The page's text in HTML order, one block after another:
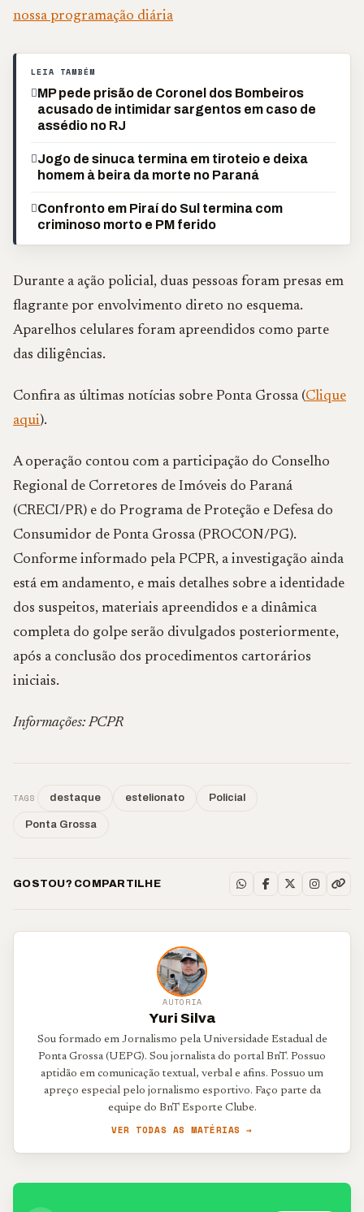
nossa programação diária
LEIA TAMBÉM
MP pede prisão de Coronel dos Bombeiros
acusado de intimidar sargentos em caso de
assédio no RJ
Jogo de sinuca termina em tiroteio e deixa
homem à beira da morte no Paraná
Confronto em Piraí do Sul termina com
criminoso morto e PM ferido
Durante a ação policial, duas pessoas foram presas em
flagrante por envolvimento direto no esquema.
Aparelhos celulares foram apreendidos como parte
das diligências.
Confira as últimas notícias sobre Ponta Grossa (Clique
aqui).
A operação contou com a participação do Conselho
Regional de Corretores de Imóveis do Paraná
(CRECI/PR) e do Programa de Proteção e Defesa do
Consumidor de Ponta Grossa (PROCON/PG).
Conforme informado pela PCPR, a investigação ainda
está em andamento, e mais detalhes sobre a identidade
dos suspeitos, materiais apreendidos e a dinâmica
completa do golpe serão divulgados posteriormente,
após a conclusão dos procedimentos cartorários
iniciais.
Informações: PCPR
TAGS destaque estelionato Policial
Ponta Grossa
GOSTOU? COMPARTILHE
AUTORIA
Yuri Silva
Sou formado em Jornalismo pela Universidade Estadual de
Ponta Grossa (UEPG). Sou jornalista do portal BnT. Possuo
aptidão em comunicação textual, verbal e afins. Possuo um
apreço especial pelo jornalismo esportivo. Faço parte da
equipe do BnT Esporte Clube.
VER TODAS AS MATÉRIAS →